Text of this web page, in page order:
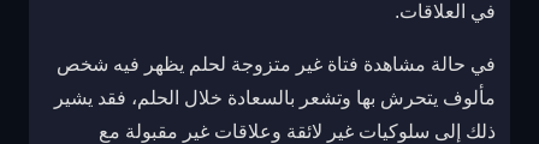
في العلاقات.
في حالة مشاهدة فتاة غير متزوجة لحلم يظهر فيه شخص
مألوف يتحرش بها وتشعر بالسعادة خلال الحلم، فقد يشير
ذلك إلى سلوكيات غير لائقة وعلاقات غير مقبولة مع